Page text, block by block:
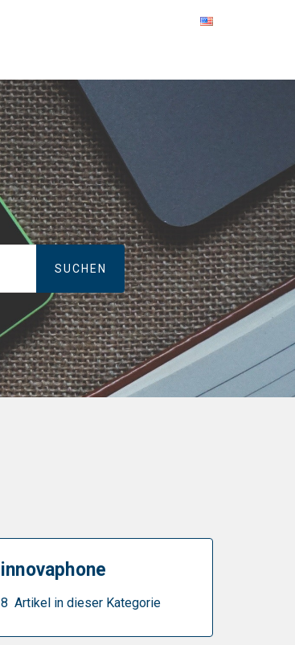
innovaphone
8 Artikel in dieser Kategorie